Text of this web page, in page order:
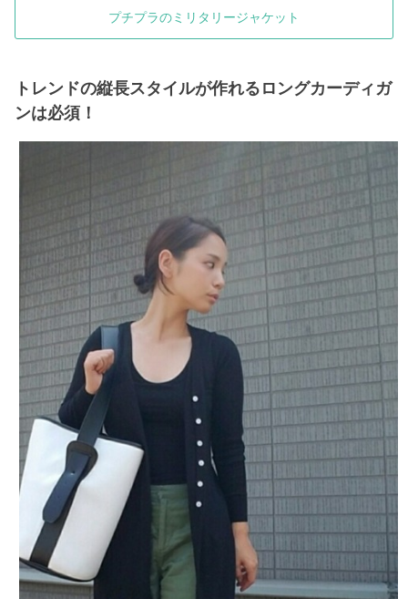
プチプラのミリタリージャケット
トレンドの縦長スタイルが作れるロングカーディガ
ンは必須！